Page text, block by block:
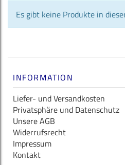
Es gibt keine Produkte in
INFORMATION
Liefer- und Versandkosten
Privatsphäre und Datenschutz
Unsere AGB
Widerrufsrecht
Impressum
Kontakt